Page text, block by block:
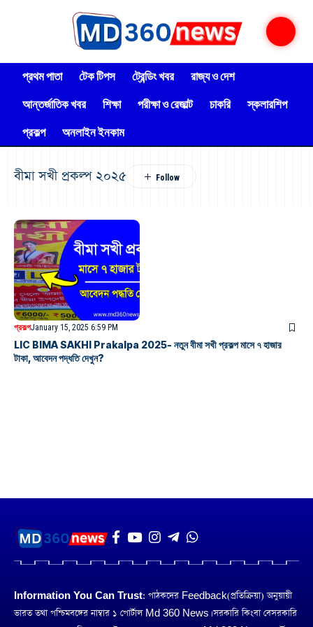
প্রথম পাতা টেক টিপস ট্রেন্ডিং খবর
রাজ্য ও দেশ
আন্তর্জাতিক খবর
শিক্ষা পরীক্ষা ও রেজাল্ট চাকরি
স্কলারশিপ
প্রকল্প
অনলাইন ইনকাম
বীমা সখী প্রকল্প ২০২৫
প্রকল্পJanuary 15, 2025 6:59 PM
LIC BIMA SAKHI Prakalpa 2025- নতুন বীমা সখী প্রকল্প মাসে ৭ হাজার
টাকা, আবেদন পদ্ধতি দেখুন?
Information You Can Trust: পাঠকদের Feedback(প্রতিক্রিয়া) অনুয়ায়ী
ভারত তথা পশ্চিমবঙ্গের নাম্বার ১ পোর্টাল Md 360 News। সরকারি কিংবা বেসরকারি